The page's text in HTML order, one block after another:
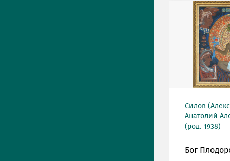
Силов
Анатолий
(род. 1938)
Бог